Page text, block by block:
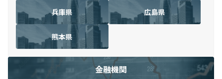
兵庫県 広島県
熊本県
金融機関